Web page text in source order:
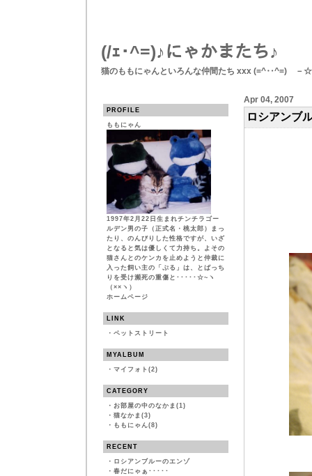
(/ｪ･^=)♪にゃかまたち♪
猫のももにゃんといろんな仲間たち xxx (=^‥^=)ゞ－
PROFILE
ももにゃん
1997年2月22日生まれチンチラゴー
ルデン男の子（正式名・桃太郎）まっ
たり、のんびりした性格ですが、いざ
となると気は優しくて力持ち。よその
猫さんとのケンカを止めようと仲裁に
入った飼い主の「ぷる」は、とばっち
りを受け瀕死の重傷と･････☆~ヽ
（××ヽ）
ホームページ
LINK
・ ペットストリート
MYALBUM
・ マイフォト(2)
CATEGORY
・ お部屋の中のなかま(1)
・ 猫なかま(3)
・ ももにゃん(8)
RECENT
・ ロシアンブルーのエンゾ
・ 春だにゃぁ･････
Apr 04, 2007
ロシアンブ